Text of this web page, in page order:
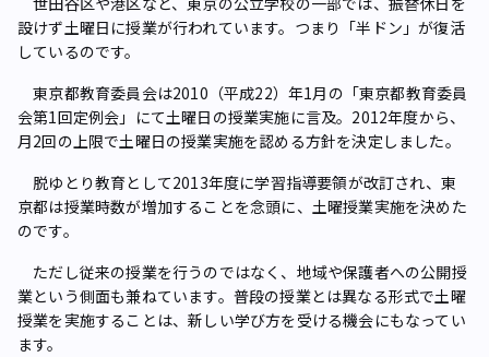
設けず土曜日に授業が行われています。つまり「半ドン」が復活
しているのです。
東京都教育委員会は2010（平成22）年1月の「東京都教育委員
会第1回定例会」にて土曜日の授業実施に言及。2012年度から、
月2回の上限で土曜日の授業実施を認める方針を決定しました。
脱ゆとり教育として2013年度に学習指導要領が改訂され、東
京都は授業時数が増加することを念頭に、土曜授業実施を決めた
のです。
ただし従来の授業を行うのではなく、地域や保護者への公開授
業という側面も兼ねています。普段の授業とは異なる形式で土曜
授業を実施することは、新しい学び方を受ける機会にもなってい
ます。